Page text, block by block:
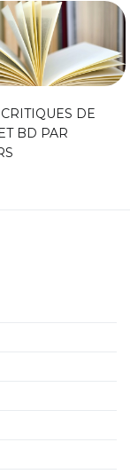
DE
BD PAR